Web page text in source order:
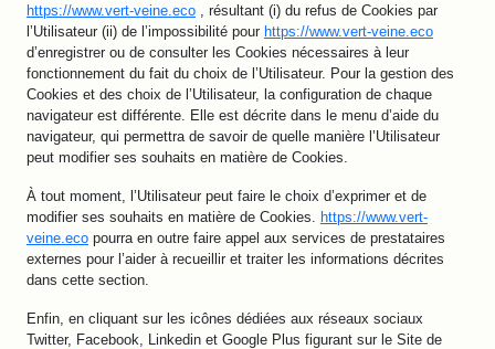
https://www.vert-veine.eco , résultant (i) du refus de Cookies par
l’Utilisateur (ii) de l’impossibilité pour https://www.vert-veine.eco
d’enregistrer ou de consulter les Cookies nécessaires à leur
fonctionnement du fait du choix de l’Utilisateur. Pour la gestion des
Cookies et des choix de l’Utilisateur, la configuration de chaque
navigateur est différente. Elle est décrite dans le menu d’aide du
navigateur, qui permettra de savoir de quelle manière l’Utilisateur
peut modifier ses souhaits en matière de Cookies.
À tout moment, l’Utilisateur peut faire le choix d’exprimer et de
modifier ses souhaits en matière de Cookies. https://www.vert-
veine.eco pourra en outre faire appel aux services de prestataires
externes pour l’aider à recueillir et traiter les informations décrites
dans cette section.
Enfin, en cliquant sur les icônes dédiées aux réseaux sociaux
Twitter, Facebook, Linkedin et Google Plus figurant sur le Site de